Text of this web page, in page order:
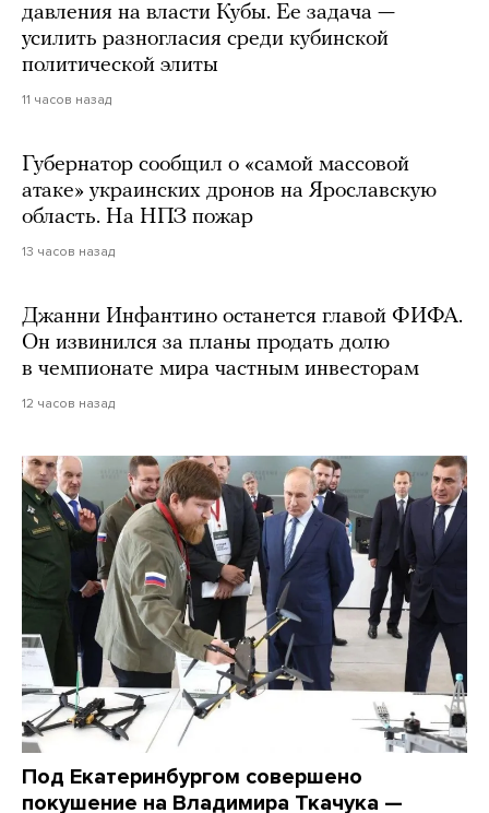
давления на власти Кубы. Ее задача —
усилить разногласия среди кубинской
политической элиты
11 часов назад
Губернатор сообщил о «самой массовой
атаке» украинских дронов на Ярославскую
область. На НПЗ пожар
13 часов назад
Джанни Инфантино останется главой ФИФА.
Он извинился за планы продать долю
в чемпионате мира частным инвесторам
12 часов назад
Под Екатеринбургом совершено
покушение на Владимира Ткачука —